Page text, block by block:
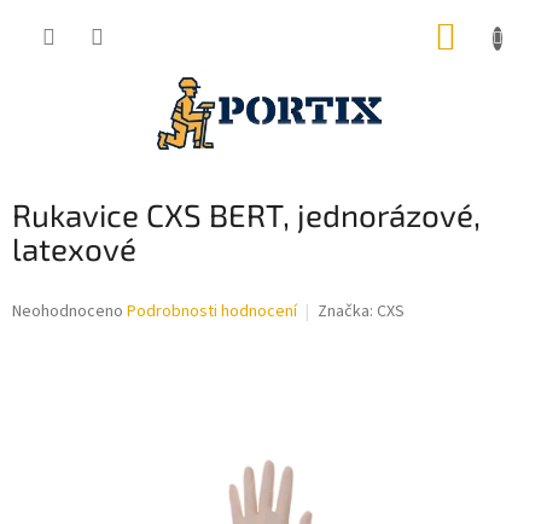
Rukavice CXS BERT, jednorázové,
latexové
Průměrné
Neohodnoceno Podrobnosti hodnocení Značka: CXS